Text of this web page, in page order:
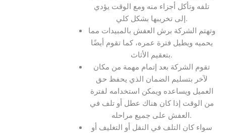
تلفه وتأكل أجزاء منه ومع الوقت يؤدي
إلى تخريبها بشكل كلي.
وتهتم الشركة برش العفش بالمبيدات مما
يحميه ويطيل فترة عمره، كما تقوم أيضًا
بتعقيم الأثاث.
تقوم الشركة بعد إتمام مهمة من مكان
لآخر بتسليم الضمان الذي يحفظ حق
العميل ويساعده ويمكن استخدامه لفترة
من الوقت إذا كان هناك عطل أو تلف في
العفش على جميع مراحله.
سواء كان التلف في النقل أو التغليف أو